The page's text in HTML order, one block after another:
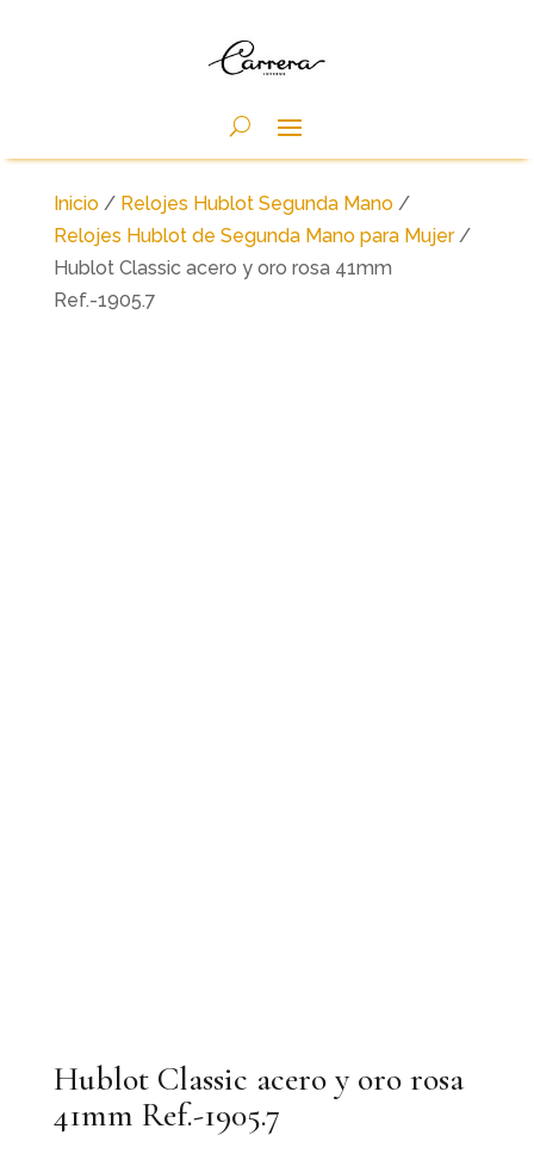
Inicio/ Relojes Hublot Segunda Mano/
Relojes Hublot de Segunda Mano para Mujer/
Hublot Classic acero y oro rosa 41mm
Ref.-1905.7
Hublot Classic acero y oro rosa
41mm Ref.-1905.7